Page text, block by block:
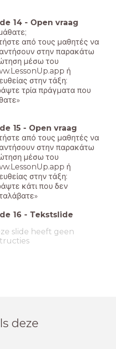
14 - Open vraag
από τους μαθητές να
στην παρακάτω
μέσω του
ή
στην τάξη:
τρία πράγματα που
15 - Open vraag
από τους μαθητές να
στην παρακάτω
μέσω του
ή
στην τάξη:
κάτι που δεν
16 - Tekstslide
slide heeft geen
deze